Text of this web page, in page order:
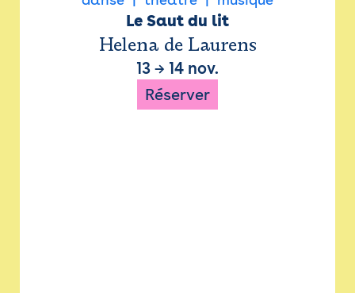
Le Saut du lit
Helena de Laurens
13 → 14 nov.
Réserver